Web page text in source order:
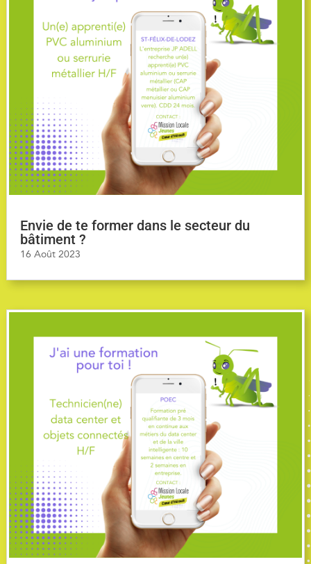
Envie de te former dans le secteur du
bâtiment ?
16 Août 2023